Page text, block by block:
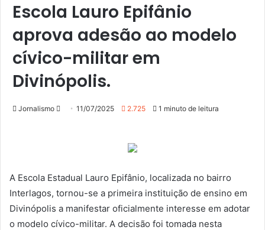
Escola Lauro Epifânio
aprova adesão ao modelo
cívico-militar em
Divinópolis.
Jornalismo
Mande11/07/2025 2.725 1 minuto de leitura
A Escola Estadual Lauro Epifânio, localizada no bairro
Interlagos, tornou-se a primeira instituição de ensino em
Divinópolis a manifestar oficialmente interesse em adotar
o modelo cívico-militar. A decisão foi tomada nesta